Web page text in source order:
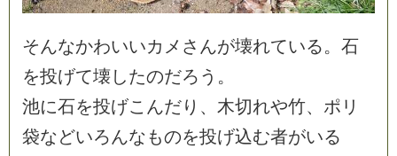
そんなかわいいカ メ さ んが壊れている。 石
を投げて壊したのだろ う 。
池に石を投げこ んだり 、 木切れや竹、 ポ リ
袋などいろんなものを投げ込む者がいる